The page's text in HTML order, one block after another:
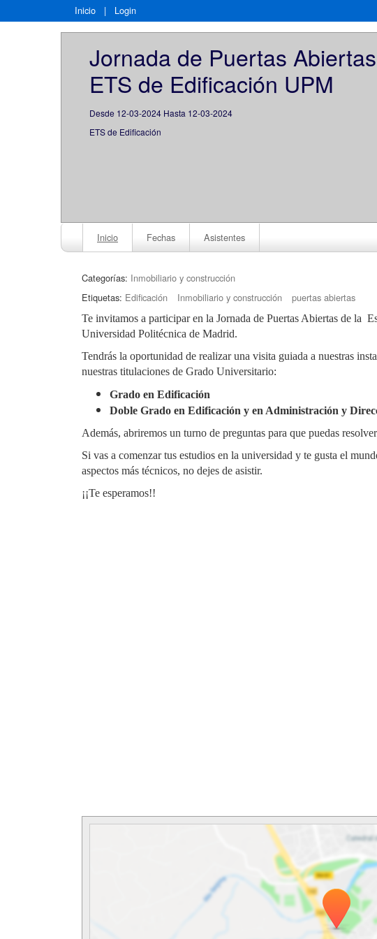
Inicio | Login
Jornada de Puertas
ETS de Edificación UPM
Desde 12-03-2024 Hasta 12-03-2024
ETS de Edificación
Inicio Fechas Asistentes
Categorías: Inmobiliario y construcción
Etiquetas: Edificación Inmobiliario y construcción puertas abiertas
Te invitamos a participar en la Jornada de Puertas Abiertas de la
Universidad Politécnica de Madrid.
Tendrás la oportunidad de realizar una visita guiada a nuestras
nuestras titulaciones de Grado Universitario:
Grado en Edificación
Doble Grado en Edificación y en Administración y
Además, abriremos un turno de preguntas para que puedas
Si vas a comenzar tus estudios en la universidad y te gusta el
aspectos más técnicos, no dejes de asistir.
¡¡Te esperamos!!